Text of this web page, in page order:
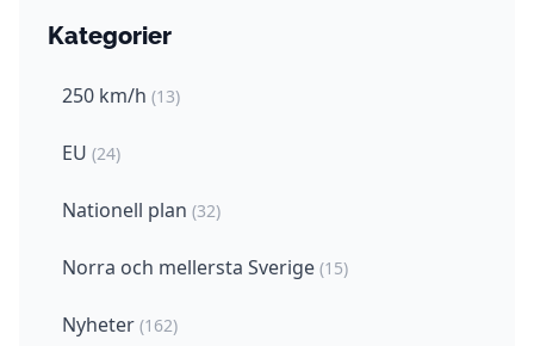
Kategorier
250 km/h (13)
EU (24)
Nationell plan (32)
Norra och mellersta Sverige (15)
Nyheter (162)